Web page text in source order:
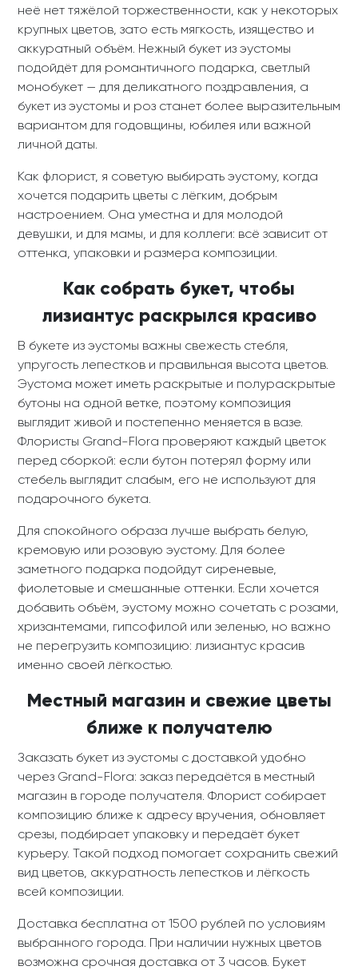
неё нет тяжёлой торжественности, как у некоторых
крупных цветов, зато есть мягкость, изящество и
аккуратный объём. Нежный букет из эустомы
подойдёт для романтичного подарка, светлый
монобукет — для деликатного поздравления, а
букет из эустомы и роз станет более выразительным
вариантом для годовщины, юбилея или важной
личной даты.
Как флорист, я советую выбирать эустому, когда
хочется подарить цветы с лёгким, добрым
настроением. Она уместна и для молодой
девушки, и для мамы, и для коллеги: всё зависит от
оттенка, упаковки и размера композиции.
Как собрать букет, чтобы
лизиантус раскрылся красиво
В букете из эустомы важны свежесть стебля,
упругость лепестков и правильная высота цветов.
Эустома может иметь раскрытые и полураскрытые
бутоны на одной ветке, поэтому композиция
выглядит живой и постепенно меняется в вазе.
Флористы Grand-Flora проверяют каждый цветок
перед сборкой: если бутон потерял форму или
стебель выглядит слабым, его не используют для
подарочного букета.
Для спокойного образа лучше выбрать белую,
кремовую или розовую эустому. Для более
заметного подарка подойдут сиреневые,
фиолетовые и смешанные оттенки. Если хочется
добавить объём, эустому можно сочетать с розами,
хризантемами, гипсофилой или зеленью, но важно
не перегрузить композицию: лизиантус красив
именно своей лёгкостью.
Местный магазин и свежие цветы
ближе к получателю
Заказать букет из эустомы с доставкой удобно
через Grand-Flora: заказ передаётся в местный
магазин в городе получателя. Флорист собирает
композицию ближе к адресу вручения, обновляет
срезы, подбирает упаковку и передаёт букет
курьеру. Такой подход помогает сохранить свежий
вид цветов, аккуратность лепестков и лёгкость
всей композиции.
Доставка бесплатна от 1500 рублей по условиям
выбранного города. При наличии нужных цветов
возможна срочная доставка от 3 часов. Букет